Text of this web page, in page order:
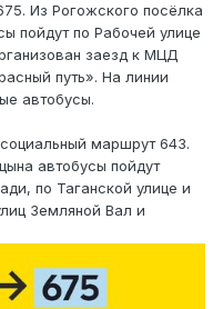
Из Рогожского посёлка
пойдут по Рабочей улице
заезд к МЦД
путь». На линии
автобусы.
маршрут 643.
автобусы пойдут
по Таганской улице и
Земляной Вал и